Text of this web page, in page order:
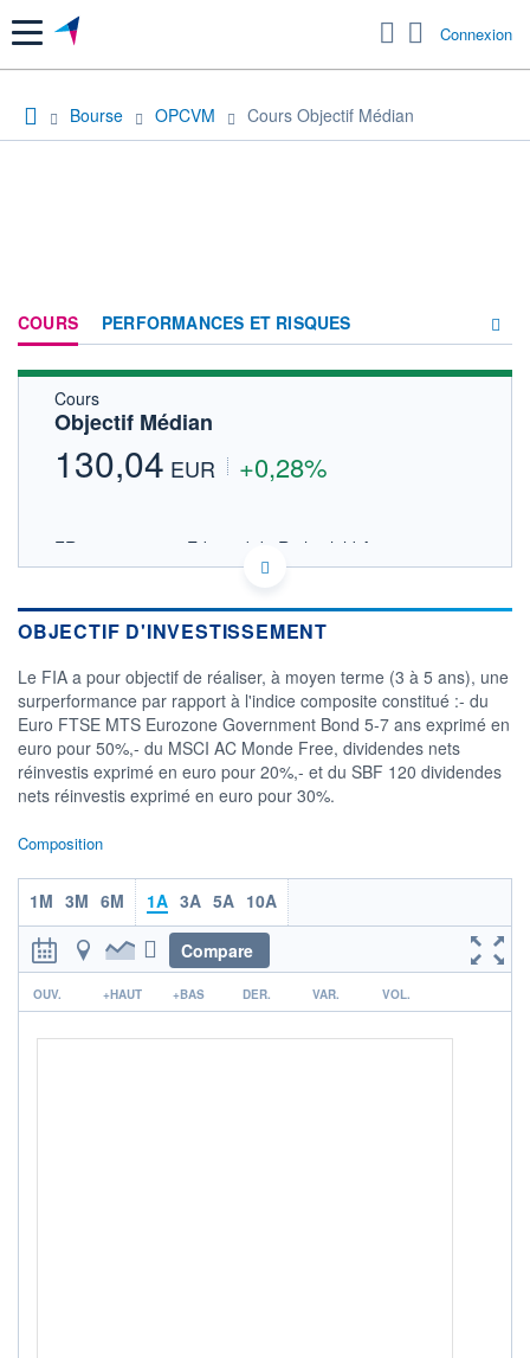
Menu Connexion
Bourse OPCVM Cours Objectif Médian
COURS PERFORMANCES ET RISQUES
FORUM
Cours
Objectif Médian
130,04 EUR +0,28%
FR0007074109 - Edmond de Rothschild Asset
Management (France)
Consulter le prospectus / DIC
11/12 08/04
125
130
135
CATÉGORIE MORNINGSTAR
Allocation EUR Modérée
FONDS PARTENAIRES
TARIFS PRIVILÉGIÉS 0%
ÉLIGIBILITÉ
PEA PEA-PME BOURSOVIE LUX
BOURSOVIE
OBJECTIF D'INVESTISSEMENT
Le FIA a pour objectif de réaliser, à moyen terme (3 à 5 ans), une
surperformance par rapport à l'indice composite constitué :- du
Euro FTSE MTS Eurozone Government Bond 5-7 ans exprimé en
euro pour 50%,- du MSCI AC Monde Free, dividendes nets
réinvestis exprimé en euro pour 20%,- et du SBF 120 dividendes
nets réinvestis exprimé en euro pour 30%.
Composition
1M 3M 6M 1A 3A 5A 10A
Compare
r
OUV. +HAUT +BAS DER. VAR. VOL.